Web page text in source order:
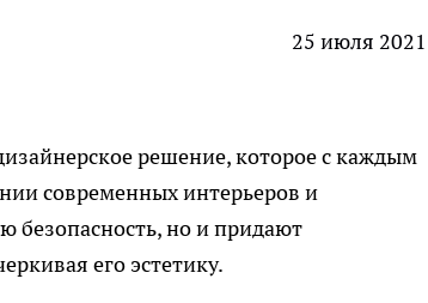
25 июля 2021
решение, которое с каждым
современных интерьеров и
безопасность, но и придают
его эстетику.